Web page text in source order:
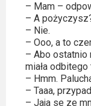
Korea
Filmy
oparte
na
– Mam –
– A
– Nie.
– Ooo, a to
– Abo ostatnio
miała
– Hmm.
– Taaa,
– Jaja se ze